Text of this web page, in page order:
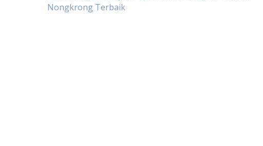
Nongkrong Terbaik